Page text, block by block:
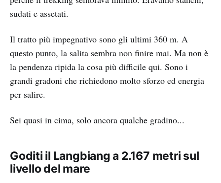
sudati e assetati.
Il tratto più impegnativo sono gli ultimi 360 m. A
questo punto, la salita sembra non finire mai. Ma non è
la pendenza ripida la cosa più difficile qui. Sono i
grandi gradoni che richiedono molto sforzo ed energia
per salire.
Sei quasi in cima, solo ancora qualche gradino...
Goditi il Langbiang a 2.167 metri sul
livello del mare